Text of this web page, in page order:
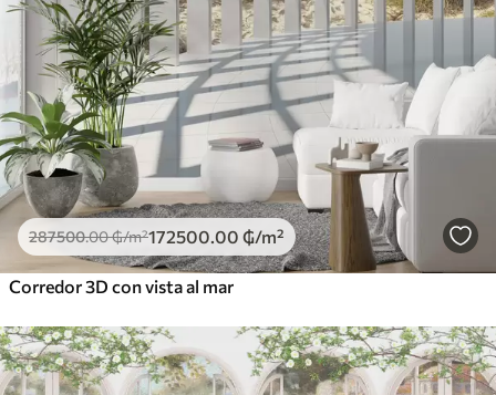
287500.00₲/m²172500.00 ₲/m²
Corredor 3D con vista al mar